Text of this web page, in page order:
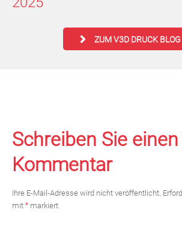
ZUM V3D DRUCK BLOG
Schreiben Sie einen
Kommentar
Ihre E-Mail-Adresse wird nicht veröffentlicht.
mit * markiert